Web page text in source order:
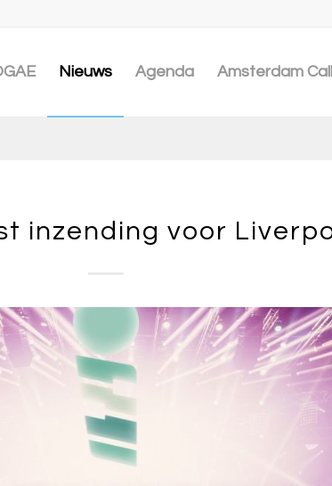
Nieuws Agenda Amsterdam
inzending voor